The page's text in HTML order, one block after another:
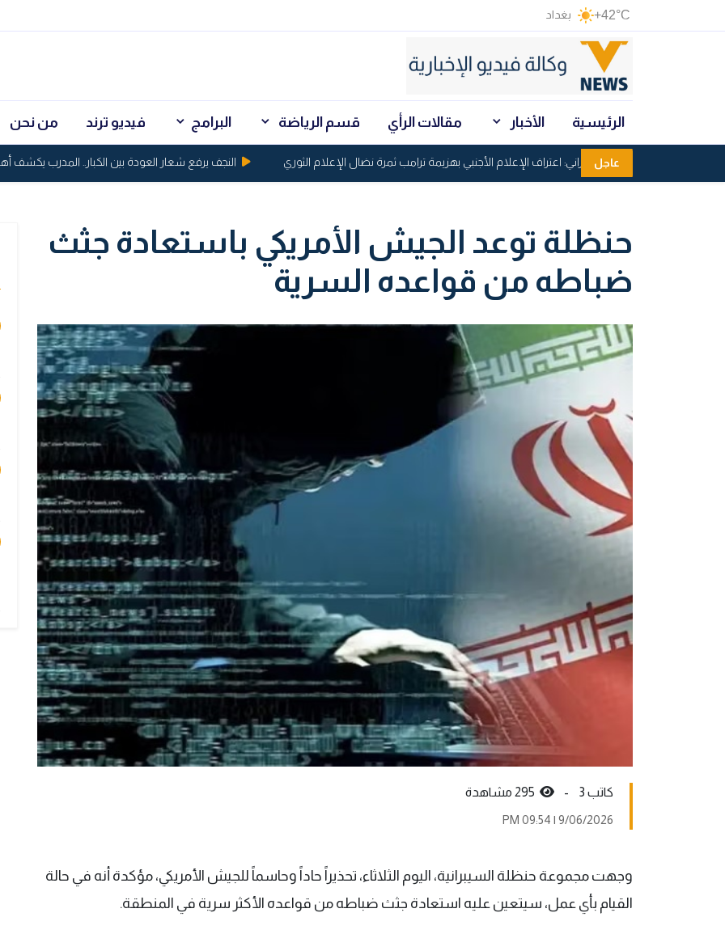
+42°C بغداد
الرئيسية الأخبار مقالات الرأي قسم الرياضة البرامج فيديو ترند من نحن
عاجل
الحرس الثوري الإيراني: اعتراف الإعلام الأجنبي بهزيمة ترامب ثمرة نضال الإعلام الثوري النجف يرفع شعار العودة بين الكبار.. المدرب يكشف أهداف
حنظلة توعد الجيش الأمريكي باستعادة جثث
ضباطه من قواعده السرية
كاتب 3 -
9/06/2026 | 09:54 PM
وجهت مجموعة حنظلة السيبرانية، اليوم الثلاثاء، تحذيراً حاداً وحاسماً للجيش الأمريكي، مؤكدة أنه في حالة
القيام بأي عمل، سيتعين عليه استعادة جثث ضباطه من قواعده الأكثر سرية في المنطقة.